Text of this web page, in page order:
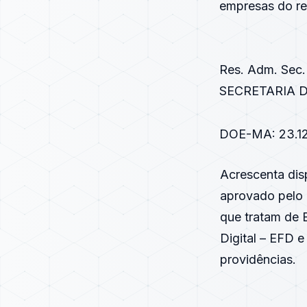
empresas do
Res. Adm.
SECRETARIA
DOE-MA:
Acrescenta
aprovado pelo
que tratam de
Digital – EFD
providências.